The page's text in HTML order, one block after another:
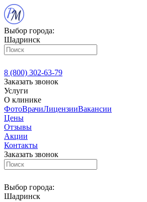
Выбор города:
Шадринск
8 (800) 302-63-79
Заказать звонок
Услуги
О клинике
ФотоВрачиЛицензииВакансии
Цены
Отзывы
Акции
Контакты
Заказать звонок
Выбор города:
Шадринск